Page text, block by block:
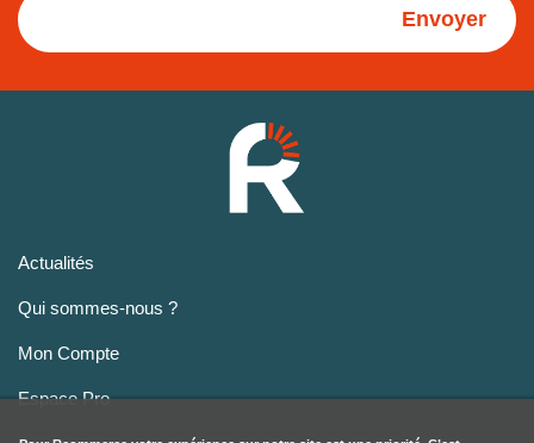
Envoyer
Actualités
Qui sommes-nous ?
Mon Compte
Espace Pro